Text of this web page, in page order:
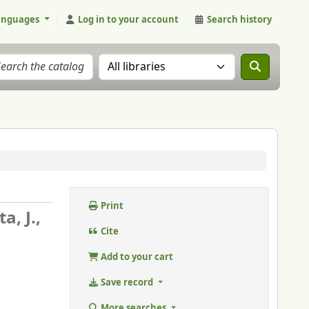
Log in to your account Search history
Search the catalog in:
J.,
Print
Cite
Add to your cart
Save record